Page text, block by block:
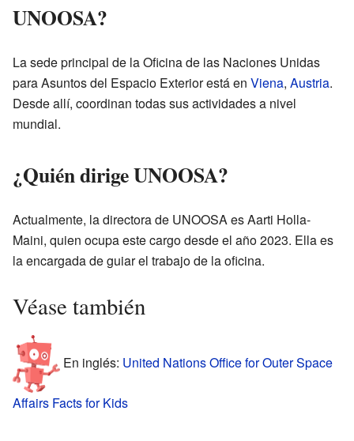
UNOOSA?
La sede principal de la Oficina de las Naciones Unidas
para Asuntos del Espacio Exterior está en Viena, Austria.
Desde allí, coordinan todas sus actividades a nivel
mundial.
¿Quién dirige UNOOSA?
Actualmente, la directora de UNOOSA es Aarti Holla-
Maini, quien ocupa este cargo desde el año 2023. Ella es
la encargada de guiar el trabajo de la oficina.
Véase también
En inglés: United Nations Office for Outer Space
Affairs Facts for Kids